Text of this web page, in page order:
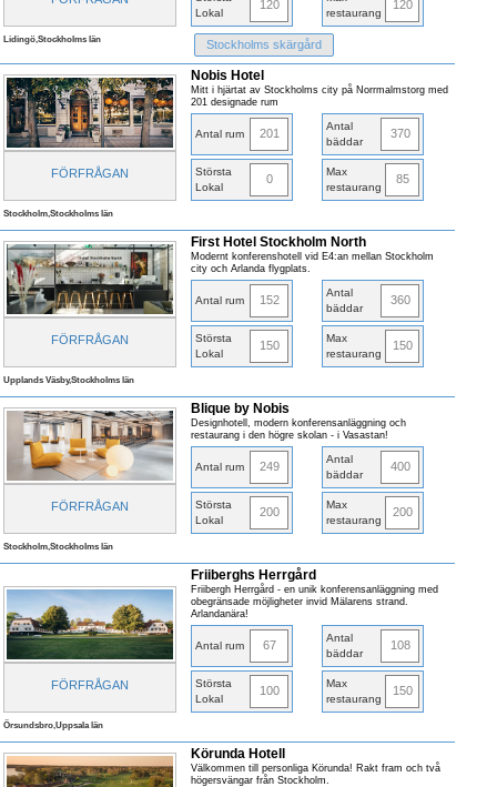
Lokal
120
restaurang
120
Lidingö,Stockholms län Stockholms skärgård
FÖRFRÅGAN
Nobis Hotel
Mitt i hjärtat av Stockholms city på Norrmalmstorg med
201 designade rum
Antal rum 201
Antal
bäddar
370
Största
Lokal
0
Max
restaurang
85
Stockholm,Stockholms län
FÖRFRÅGAN
First Hotel Stockholm North
Modernt konferenshotell vid E4:an mellan Stockholm
city och Arlanda flygplats.
Antal rum 152
Antal
bäddar
360
Största
Lokal
150
Max
restaurang
150
Upplands Väsby,Stockholms län
FÖRFRÅGAN
Blique by Nobis
Designhotell, modern konferensanläggning och
restaurang i den högre skolan - i Vasastan!
Antal rum 249
Antal
bäddar
400
Största
Lokal
200
Max
restaurang
200
Stockholm,Stockholms län
FÖRFRÅGAN
Friiberghs Herrgård
Friibergh Herrgård - en unik konferensanläggning med
obegränsade möjligheter invid Mälarens strand.
Arlandanära!
Antal rum 67
Antal
bäddar
108
Största
Lokal
100
Max
restaurang
150
Örsundsbro,Uppsala län
Körunda Hotell
Välkommen till personliga Körunda! Rakt fram och två
högersvängar från Stockholm.